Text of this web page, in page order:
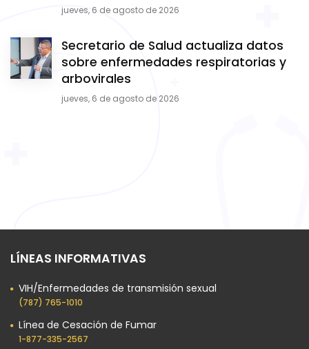
jueves, 6 de agosto de 2026
Secretario de Salud actualiza datos
sobre enfermedades respiratorias y
arbovirales
jueves, 6 de agosto de 2026
LÍNEAS INFORMATIVAS
VIH/Enfermedades de transmisión sexual
(787) 765-1010
Línea de Cesación de Fumar
1-877-335-2567